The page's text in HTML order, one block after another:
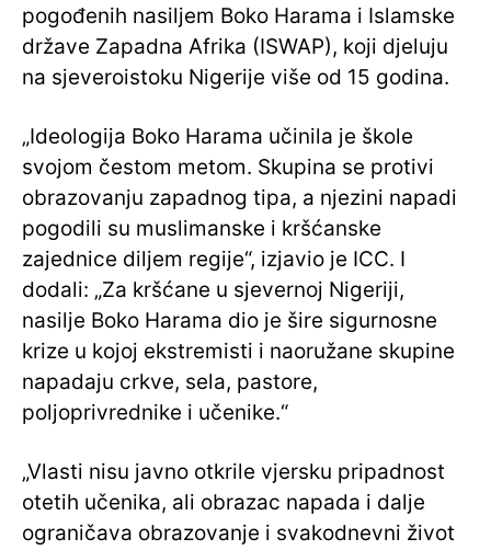
pogođenih nasiljem Boko Harama i Islamske
države Zapadna Afrika (ISWAP), koji djeluju
na sjeveroistoku Nigerije više od 15 godina.
„Ideologija Boko Harama učinila je škole
svojom čestom metom. Skupina se protivi
obrazovanju zapadnog tipa, a njezini napadi
pogodili su muslimanske i kršćanske
zajednice diljem regije“, izjavio je ICC. I
dodali: „Za kršćane u sjevernoj Nigeriji,
nasilje Boko Harama dio je šire sigurnosne
krize u kojoj ekstremisti i naoružane skupine
napadaju crkve, sela, pastore,
poljoprivrednike i učenike.“
„Vlasti nisu javno otkrile vjersku pripadnost
otetih učenika, ali obrazac napada i dalje
ograničava obrazovanje i svakodnevni život